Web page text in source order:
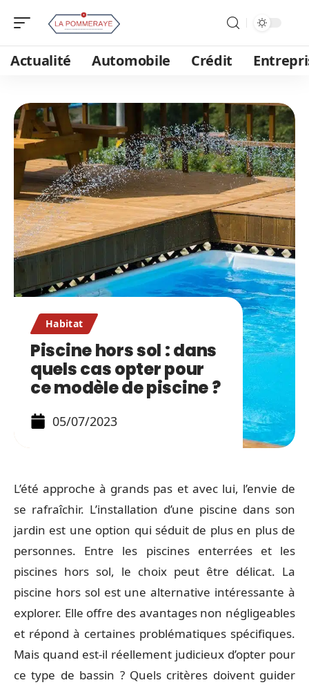
Actualité Automobile Crédit
Habitat
Piscine hors sol : dans
quels cas opter pour
ce modèle de piscine ?
05/07/2023
L’été approche à grands pas et avec lui, l’envie de
se rafraîchir. L’installation d’une piscine dans son
jardin est une option qui séduit de plus en plus de
personnes. Entre les piscines enterrées et les
piscines hors sol, le choix peut être délicat. La
piscine hors sol est une alternative intéressante à
explorer. Elle offre des avantages non négligeables
et répond à certaines problématiques spécifiques.
Mais quand est-il réellement judicieux d’opter pour
ce type de bassin ? Quels critères doivent guider